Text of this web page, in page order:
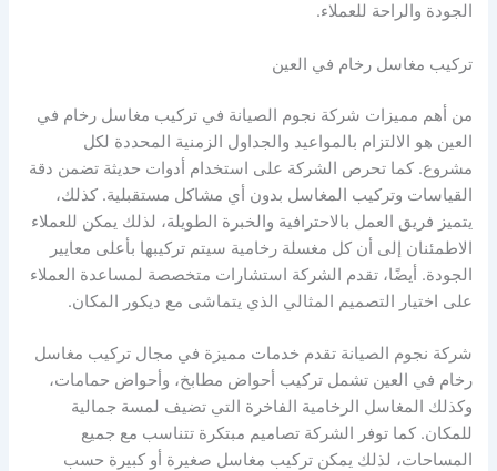
الجودة والراحة للعملاء.
تركيب مغاسل رخام في العين
من أهم مميزات شركة نجوم الصيانة في تركيب مغاسل رخام في
العين هو الالتزام بالمواعيد والجداول الزمنية المحددة لكل
مشروع. كما تحرص الشركة على استخدام أدوات حديثة تضمن دقة
القياسات وتركيب المغاسل بدون أي مشاكل مستقبلية. كذلك،
يتميز فريق العمل بالاحترافية والخبرة الطويلة، لذلك يمكن للعملاء
الاطمئنان إلى أن كل مغسلة رخامية سيتم تركيبها بأعلى معايير
الجودة. أيضًا، تقدم الشركة استشارات متخصصة لمساعدة العملاء
على اختيار التصميم المثالي الذي يتماشى مع ديكور المكان.
شركة نجوم الصيانة تقدم خدمات مميزة في مجال تركيب مغاسل
رخام في العين تشمل تركيب أحواض مطابخ، وأحواض حمامات،
وكذلك المغاسل الرخامية الفاخرة التي تضيف لمسة جمالية
للمكان. كما توفر الشركة تصاميم مبتكرة تتناسب مع جميع
المساحات، لذلك يمكن تركيب مغاسل صغيرة أو كبيرة حسب